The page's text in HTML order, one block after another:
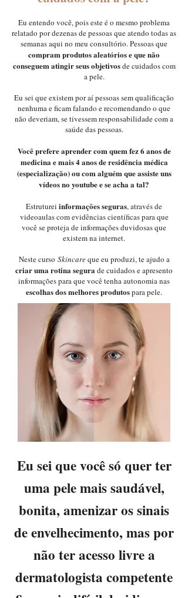
Eu entendo você, pois este é o mesmo problema
relatado por dezenas de pessoas que atendo todas as
semanas aqui no meu consultório. Pessoas que
compram produtos aleatórios e que não
conseguem atingir seus objetivosde cuidados com
a pele.
Eu sei que existem por aí pessoas sem qualificação
nenhuma e ficam falando e recomendando o que
não deveriam, se tivessem responsabilidade com a
saúde das pessoas.
Você prefere aprender com quem fez 6 anos de
medicina e mais 4 anos de residência médica
(especialização) ou com alguém que assiste uns
vídeos no youtube e se acha a tal?
Estruturei informações seguras, através de
videoaulas com evidências científicas para que
você se proteja de informações duvidosas que
existem na internet.
Neste curso Skincareque eu produzi, te ajudo a
criar uma rotina segura de cuidados e apresento
informações para que você tenha autonomia nas
escolhas dos melhores produtospara pele.
Eu sei que você só quer ter
uma pele mais saudável,
bonita, amenizar os sinais
de envelhecimento, mas por
não ter acesso livre a
dermatologista competente